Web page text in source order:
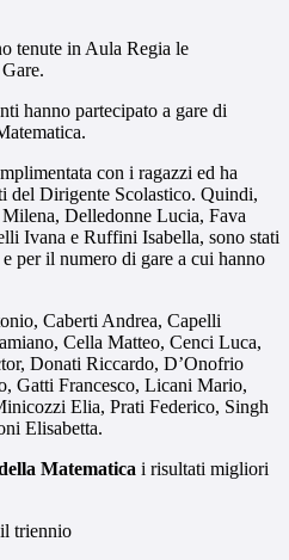
tenute in Aula Regia le
hanno partecipato a gare di
con i ragazzi ed ha
del Dirigente Scolastico. Quindi,
Delledonne Lucia, Fava
Ivana e Ruffini Isabella, sono stati
per il numero di gare a cui hanno
Caberti Andrea, Capelli
Cella Matteo, Cenci Luca,
Donati Riccardo, D’Onofrio
Gatti Francesco, Licani Mario,
Elia, Prati Federico, Singh
Elisabetta.
Matematica i risultati migliori
triennio